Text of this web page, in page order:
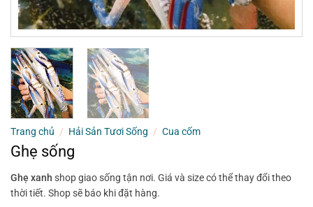
Trang chủ / Hải Sản Tươi Sống / Cua cốm
Ghẹ sống
Ghẹ xanh shop giao sống tận nơi. Giá và size có thể thay đổi theo
thời tiết. Shop sẽ báo khi đặt hàng.